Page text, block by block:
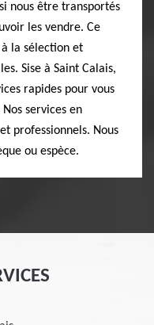
nous être transportés
les vendre. Ce
la sélection et
Sise à Saint Calais,
rapides pour vous
services en
professionnels. Nous
ou espèce.